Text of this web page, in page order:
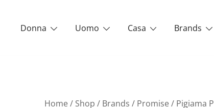
contenuto
Donna Uomo Casa Brands
Home/ Shop / Brands / Promise/ Pigiama